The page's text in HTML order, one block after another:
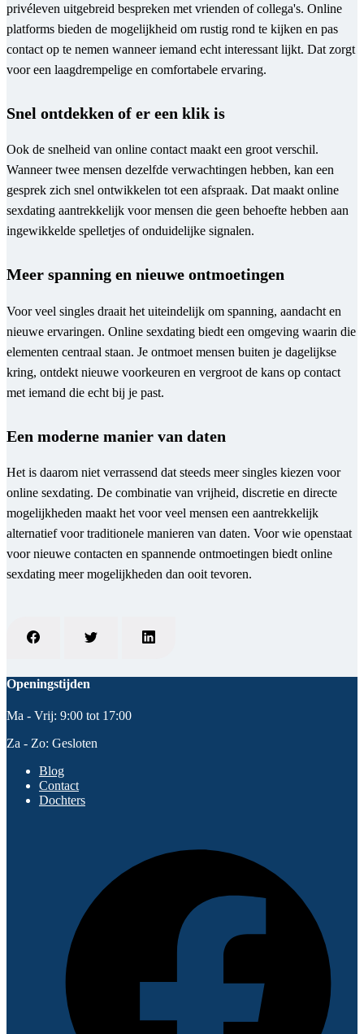
privéleven uitgebreid bespreken met vrienden of collega's. Online
platforms bieden de mogelijkheid om rustig rond te kijken en pas
contact op te nemen wanneer iemand echt interessant lijkt. Dat zorgt
voor een laagdrempelige en comfortabele ervaring.
Snel ontdekken of er een klik is
Ook de snelheid van online contact maakt een groot verschil.
Wanneer twee mensen dezelfde verwachtingen hebben, kan een
gesprek zich snel ontwikkelen tot een afspraak. Dat maakt online
sexdating aantrekkelijk voor mensen die geen behoefte hebben aan
ingewikkelde spelletjes of onduidelijke signalen.
Meer spanning en nieuwe ontmoetingen
Voor veel singles draait het uiteindelijk om spanning, aandacht en
nieuwe ervaringen. Online sexdating biedt een omgeving waarin die
elementen centraal staan. Je ontmoet mensen buiten je dagelijkse
kring, ontdekt nieuwe voorkeuren en vergroot de kans op contact
met iemand die echt bij je past.
Een moderne manier van daten
Het is daarom niet verrassend dat steeds meer singles kiezen voor
online sexdating. De combinatie van vrijheid, discretie en directe
mogelijkheden maakt het voor veel mensen een aantrekkelijk
alternatief voor traditionele manieren van daten. Voor wie openstaat
voor nieuwe contacten en spannende ontmoetingen biedt online
sexdating meer mogelijkheden dan ooit tevoren.
Openingstijden
Ma - Vrij: 9:00 tot 17:00
Za - Zo: Gesloten
Blog
Contact
Dochters